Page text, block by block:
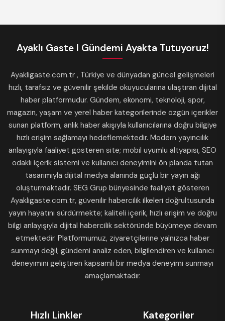
Ayaklı Gaste I Gündemi Ayakta Tutuyoruz!
Ayakligaste.com.tr , Türkiye ve dünyadan güncel gelişmeleri
hızlı, tarafsız ve güvenilir şekilde okuyucularına ulaştıran dijital
haber platformudur. Gündem, ekonomi, teknoloji, spor,
magazin, yaşam ve yerel haber kategorilerinde özgün içerikler
sunan platform, anlık haber akışıyla kullanıcılarına doğru bilgiye
hızlı erişim sağlamayı hedeflemektedir. Modern yayıncılık
anlayışıyla faaliyet gösteren site; mobil uyumlu altyapısı, SEO
odaklı içerik sistemi ve kullanıcı deneyimini ön planda tutan
tasarımıyla dijital medya alanında güçlü bir yayın ağı
oluşturmaktadır. SEG Grup bünyesinde faaliyet gösteren
Ayakligaste.com.tr, güvenilir habercilik ilkeleri doğrultusunda
yayın hayatını sürdürmekte; kaliteli içerik, hızlı erişim ve doğru
bilgi anlayışıyla dijital habercilik sektöründe büyümeye devam
etmektedir. Platformumuz, ziyaretçilerine yalnızca haber
sunmayı değil; gündemi analiz eden, bilgilendiren ve kullanıcı
deneyimini geliştiren kapsamlı bir medya deneyimi sunmayı
amaçlamaktadır.
Hızlı Linkler Kategoriler